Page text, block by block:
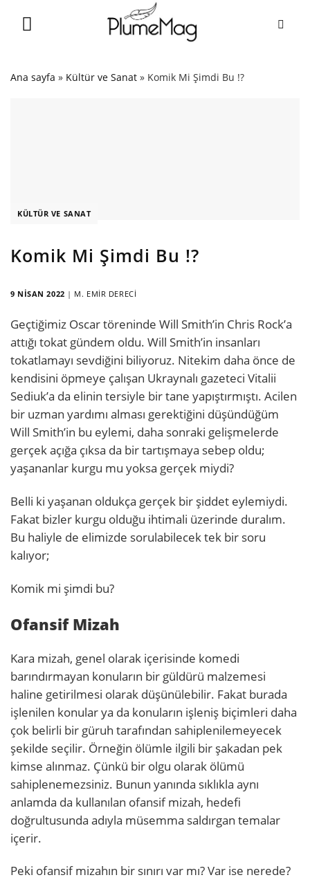
Ana sayfa » Kültür ve Sanat » Komik Mi Şimdi Bu !?
KÜLTÜR VE SANAT
Komik Mi Şimdi Bu !?
9 NISAN 2022 | M. EMIR DERECI
Geçtiğimiz Oscar töreninde Will Smith’in Chris Rock’a
attığı tokat gündem oldu. Will Smith’in insanları
tokatlamayı sevdiğini biliyoruz. Nitekim daha önce de
kendisini öpmeye çalışan Ukraynalı gazeteci Vitalii
Sediuk’a da elinin tersiyle bir tane yapıştırmıştı. Acilen
bir uzman yardımı alması gerektiğini düşündüğüm
Will Smith’in bu eylemi, daha sonraki gelişmelerde
gerçek açığa çıksa da bir tartışmaya sebep oldu;
yaşananlar kurgu mu yoksa gerçek miydi?
Belli ki yaşanan oldukça gerçek bir şiddet eylemiydi.
Fakat bizler kurgu olduğu ihtimali üzerinde duralım.
Bu haliyle de elimizde sorulabilecek tek bir soru
kalıyor;
Komik mi şimdi bu?
Ofansif Mizah
Kara mizah, genel olarak içerisinde komedi
barındırmayan konuların bir güldürü malzemesi
haline getirilmesi olarak düşünülebilir. Fakat burada
işlenilen konular ya da konuların işleniş biçimleri daha
çok belirli bir güruh tarafından sahiplenilemeyecek
şekilde seçilir. Örneğin ölümle ilgili bir şakadan pek
kimse alınmaz. Çünkü bir olgu olarak ölümü
sahiplenemezsiniz. Bunun yanında sıklıkla aynı
anlamda da kullanılan ofansif mizah, hedefi
doğrultusunda adıyla müsemma saldırgan temalar
içerir.
Peki ofansif mizahın bir sınırı var mı? Var ise nerede?